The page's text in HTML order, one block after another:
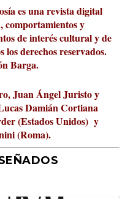
de la Le...
númer...
Lo que d...
de Sicil...
ne...
es una revista digital
comportamientos y
de interés cultural y de
los derechos reservados.
Barga.
Juan Ángel Juristo y
Damián Cortiana
(Estados Unidos) y
(Roma).